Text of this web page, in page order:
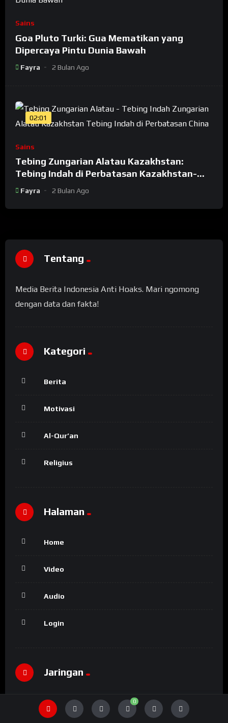
0
Sains
Goa Pluto Turki: Gua Mematikan yang
Dipercaya Pintu Dunia Bawah
Fayra 2 Bulan Ago
02:01
Sains
Tebing Zungarian Alatau Kazakhstan:
Tebing Indah di Perbatasan Kazakhstan-
China
Fayra 2 Bulan Ago
Tentang
Media Berita Indonesia Anti Hoaks. Mari ngomong
dengan data dan fakta!
Kategori
Berita
Motivasi
Al-Qur’an
Religius
Halaman
Home
Video
Audio
Login
Jaringan
Part of sipjos.com yang mungkin anda ingin kunjungi..